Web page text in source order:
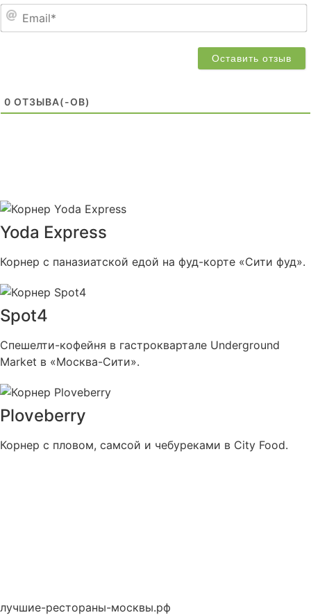
0 ОТЗЫВA(-ОВ)
Yoda Express
Корнер с паназиатской едой на фуд-корте «Сити фуд».
Spot4
Спешелти-кофейня в гастроквартале Underground
Market в «Москва-Cити».
Ploveberry
Корнер с пловом, самсой и чебуреками в City Food.
лучшие-рестораны-москвы.рф